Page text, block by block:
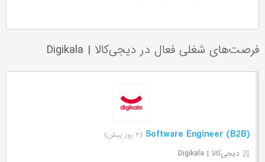
فرصت‌های شغلی فعال در دیجی‌‌کالا |
Software Engineer (B2B) (۲ روز پیش)
دیجی‌‌کالا | Digikala